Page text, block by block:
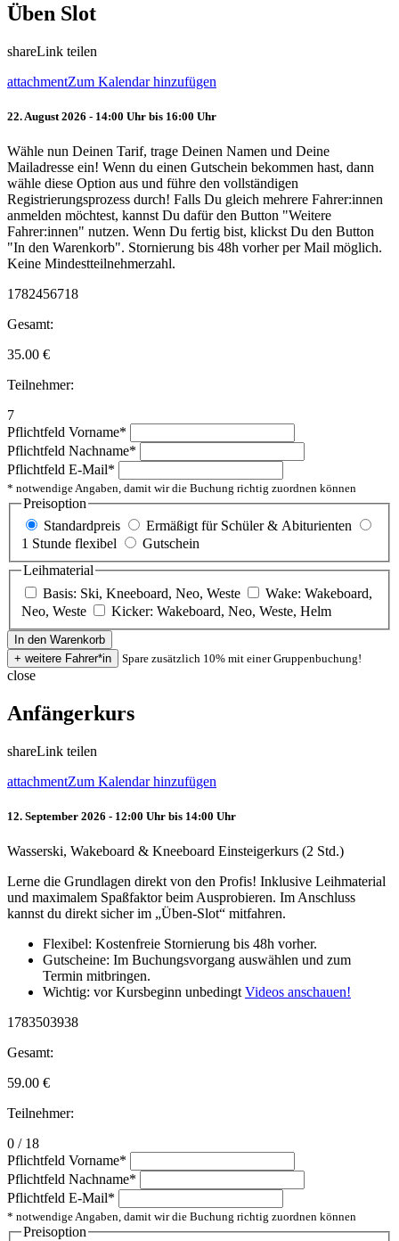
Üben Slot
shareLink teilen
attachmentZum Kalendar hinzufügen
22. August 2026 - 14:00 Uhr bis 16:00 Uhr
Wähle nun Deinen Tarif, trage Deinen Namen und Deine
Mailadresse ein! Wenn du einen Gutschein bekommen hast, dann
wähle diese Option aus und führe den vollständigen
Registrierungsprozess durch! Falls Du gleich mehrere Fahrer:innen
anmelden möchtest, kannst Du dafür den Button "Weitere
Fahrer:innen" nutzen. Wenn Du fertig bist, klickst Du den Button
"In den Warenkorb". Stornierung bis 48h vorher per Mail möglich.
Keine Mindestteilnehmerzahl.
1782456718
Gesamt:
35.00 €
Teilnehmer:
7
Pflichtfeld Vorname*
Pflichtfeld Nachname*
Pflichtfeld E-Mail*
* notwendige Angaben, damit wir die Buchung richtig zuordnen können
Preisoption
Standardpreis
Ermäßigt für Schüler & Abiturienten
1 Stunde flexibel
Gutschein
Leihmaterial
Basis: Ski, Kneeboard, Neo, Weste
Wake: Wakeboard,
Neo, Weste
Kicker: Wakeboard, Neo, Weste, Helm
Spare zusätzlich 10% mit einer Gruppenbuchung!
close
Anfängerkurs
shareLink teilen
attachmentZum Kalendar hinzufügen
12. September 2026 - 12:00 Uhr bis 14:00 Uhr
Wasserski, Wakeboard & Kneeboard Einsteigerkurs (2 Std.)
Lerne die Grundlagen direkt von den Profis! Inklusive Leihmaterial
und maximalem Spaßfaktor beim Ausprobieren. Im Anschluss
kannst du direkt sicher im „Üben-Slot“ mitfahren.
Flexibel: Kostenfreie Stornierung bis 48h vorher.
Gutscheine: Im Buchungsvorgang auswählen und zum
Termin mitbringen.
Wichtig: vor Kursbeginn unbedingt Videos anschauen!
1783503938
Gesamt:
59.00 €
Teilnehmer:
0 / 18
Pflichtfeld Vorname*
Pflichtfeld Nachname*
Pflichtfeld E-Mail*
* notwendige Angaben, damit wir die Buchung richtig zuordnen können
Preisoption